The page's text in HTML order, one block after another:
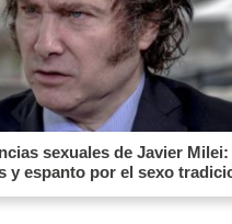
sexuales de Javier
y espanto por el sexo